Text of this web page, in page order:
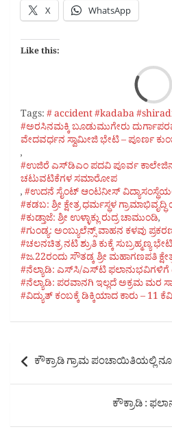
X WhatsApp
Like this:
Tags:# accident #kadaba
#ಅರಸಿನಮಕ್ಕಿ ಬೂಡುಮುಗೇರು
ವೇದವರ್ಧನ ಸ್ವಾಮೀಜಿ ಭೇಟಿ – ಪೂರ್ಣ
,
#ಉಜಿರೆ ಎಸ್‌ಡಿಎಂ ಪದವಿ ಪೂರ್ವ
ಚಟುವಟಿಕೆಗಳ ಸಮಾರೋಪ
,#ಉದನೆ ಸೈಂಟ್ ಆಂಟನೀಸ್‌
#ಕಡಬ: ಶ್ರೀ ಕ್ಷೇತ್ರ ಧರ್ಮಸ್ಥಳ
#ಕುಡ್ತಾಜೆ: ಶ್ರೀ ಉಳ್ಳಾಕ್ಲು ರುದ್ರ ಚಾಮುಂಡಿ,
#ಗುಂಡ್ಯ: ಅಂಬ್ಯುಲೆನ್ಸ್ ವಾಹನ ಕಳವು
#ಚಲನಚಿತ್ರ ನಟಿ ಶ್ರುತಿ ಕುಕ್ಕೆ ಸುಬ್ರಹ್ಮಣ್ಯ ಭೇಟಿ
#ಜ.22ರಂದು ಸೌತಡ್ಕ ಶ್ರೀ ಮಹಾಗಣಪತಿ
#ನೆಲ್ಯಾಡಿ: ಎಸ್‌ಸಿ/ಎಸ್‌ಟಿ ಫಲಾನುಭವಿಗಳಿಗೆ
#ನೆಲ್ಯಾಡಿ: ಪರವಾನಗಿ ಇಲ್ಲದೆ ಅಕ್ರಮ ಮರ
#ವಿದ್ಯುತ್ ಕಂಬಕ್ಕೆ ಡಿಕ್ಕಿಯಾದ ಕಾರು – 11
Post
navigation
ಕೌಕ್ರಾಡಿ ಗ್ರಾಮ ಪಂಚಾಯಿತಿಯಲ್ಲಿ
ಕೌಕ್ರಾಡಿ :